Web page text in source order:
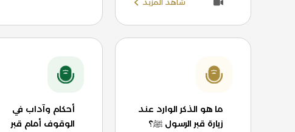
شاهد المزيد
ما هو الذكر الوارد عند
زيارة قبر الرسول ﷺ؟
أحكام وآداب في
الوقوف أمام قبر